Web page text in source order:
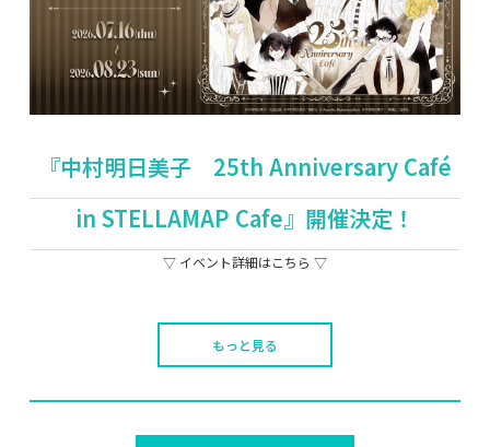
『中村明日美子 25th Anniversary Café
in STELLAMAP Cafe』開催決定！
▽ イベント詳細はこちら ▽
もっと見る